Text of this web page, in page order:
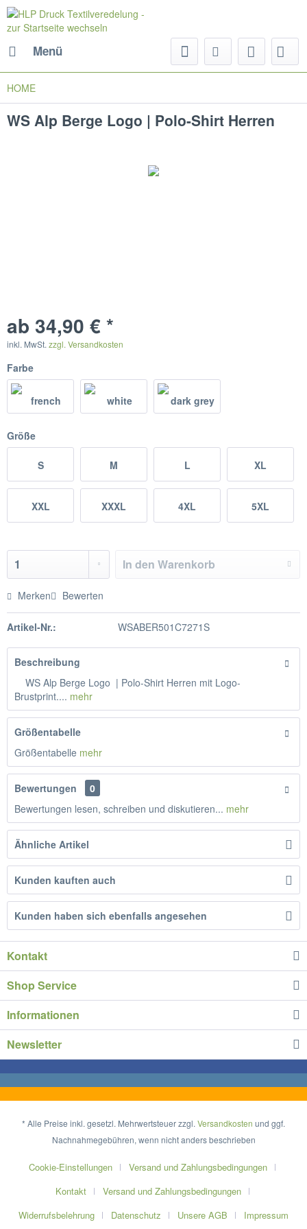
Menü
HOME
WS Alp Berge Logo | Polo-Shirt Herren
ab 34,90 € *
inkl. MwSt. zzgl. Versandkosten
Farbe
Größe
S M L XL
XXL XXXL 4XL 5XL
In den Warenkorb
Merken Bewerten
Artikel-Nr.: WSABER501C7271S
Beschreibung
WS Alp Berge Logo | Polo-Shirt Herren mit Logo-
Brustprint.... mehr
Größentabelle
Größentabelle mehr
Bewertungen
0
Bewertungen lesen, schreiben und diskutieren... mehr
Ähnliche Artikel
Kunden kauften auch
Kunden haben sich ebenfalls angesehen
Kontakt
Shop Service
Informationen
Newsletter
* Alle Preise inkl. gesetzl. Mehrwertsteuer zzgl. Versandkosten und ggf.
Nachnahmegebühren, wenn nicht anders beschrieben
Cookie-Einstellungen
Versand und Zahlungsbedingungen
Kontakt
Versand und Zahlungsbedingungen
Widerrufsbelehrung
Datenschutz Unsere AGB Impressum